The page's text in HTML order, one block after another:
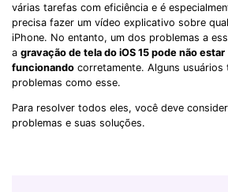
várias tarefas com eficiência e é
precisa fazer um vídeo explicativo sobre
iPhone. No entanto, um dos problemas a
a gravação de tela do iOS 15 pode não estar
funcionando corretamente. Alguns usuários
problemas como esse.
Para resolver todos eles, você deve
problemas e suas soluções.